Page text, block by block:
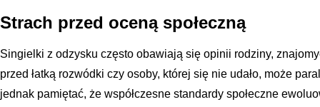
Strach przed oceną społeczną
Singielki z odzysku często obawiają się opinii rodziny,
przed łatką rozwódki czy osoby, której się nie udało, może
jednak pamiętać, że współczesne standardy społeczne